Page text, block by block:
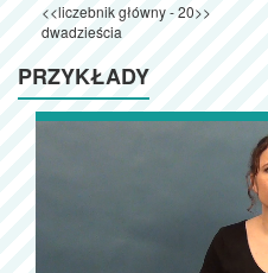
<<liczebnik główny - 20>>
dwadzieścia
PRZYKŁADY